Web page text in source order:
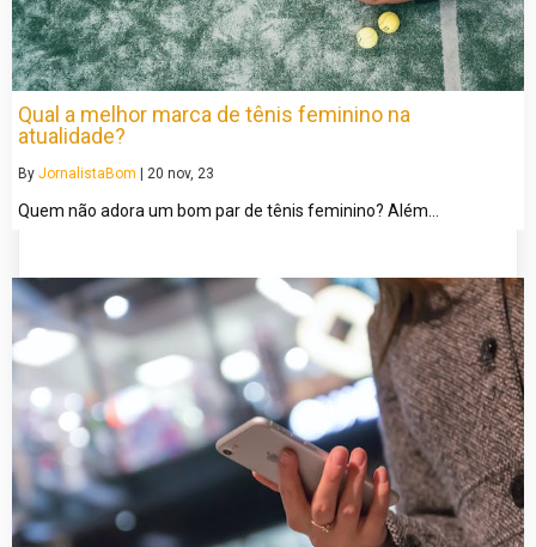
Qual a melhor marca de tênis feminino na
atualidade?
By JornalistaBom 20 nov, 23
Quem não adora um bom par de tênis feminino? Além…